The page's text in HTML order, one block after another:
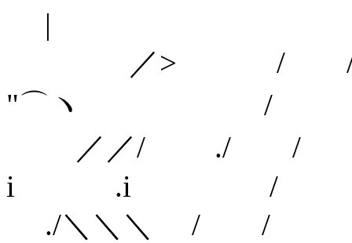
|
／> / /
"⌒ヽ /
／／/ ./
i .i /
./＼＼＼ /